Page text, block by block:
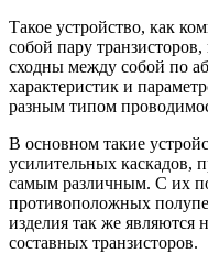
Такое устройство, как
собой пару
сходны между собой по
характеристик и
разным типом
В основном такие
усилительных каскадов,
самым различным. С их
противоположных
изделия так же являются
составных транзисторов.